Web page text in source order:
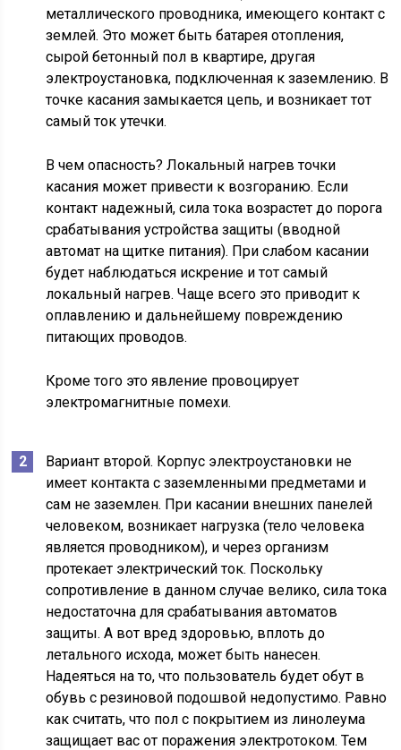
металлического проводника, имеющего контакт с
землей. Это может быть батарея отопления,
сырой бетонный пол в квартире, другая
электроустановка, подключенная к заземлению. В
точке касания замыкается цепь, и возникает тот
самый ток утечки.
В чем опасность? Локальный нагрев точки
касания может привести к возгоранию. Если
контакт надежный, сила тока возрастет до порога
срабатывания устройства защиты (вводной
автомат на щитке питания). При слабом касании
будет наблюдаться искрение и тот самый
локальный нагрев. Чаще всего это приводит к
оплавлению и дальнейшему повреждению
питающих проводов.
Кроме того это явление провоцирует
электромагнитные помехи.
Вариант второй. Корпус электроустановки не
имеет контакта с заземленными предметами и
сам не заземлен. При касании внешних панелей
человеком, возникает нагрузка (тело человека
является проводником), и через организм
протекает электрический ток. Поскольку
сопротивление в данном случае велико, сила тока
недостаточна для срабатывания автоматов
защиты. А вот вред здоровью, вплоть до
летального исхода, может быть нанесен.
Надеяться на то, что пользователь будет обут в
обувь с резиновой подошвой недопустимо. Равно
как считать, что пол с покрытием из линолеума
защищает вас от поражения электротоком. Тем